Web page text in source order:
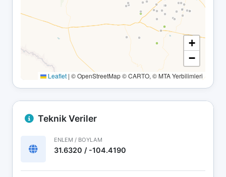
+
−
Leaflet | © OpenStreetMap © CARTO, © MTA Yerbilimleri
Teknik Veriler
ENLEM / BOYLAM
31.6320 / -104.4190